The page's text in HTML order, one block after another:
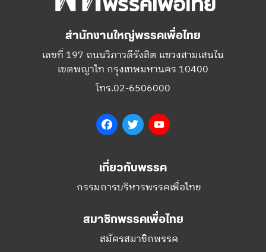
สำนักงานใหญ่พรรคเพื่อไทย
เลขที่ 197 ถนนวิภาวดีรังสิต แขวงสามเสนใน
เขตพญาไท กรุงเทพมหานคร 10400
โทร.02-6506000
FacebookTwitter
เกี่ยวกับพรรค
กรรมการบริหารพรรคเพื่อไทย
สมาชิกพรรคเพื่อไทย
สมัครสมาชิกพรรค